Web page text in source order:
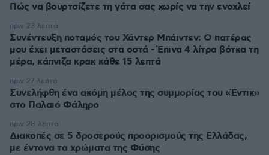
Πώς να βουρτσίζετε τη γάτα σας χωρίς να την ενοχλεί
Συνέντευξη ποταμός του Χάντερ Μπάιντεν: Ο πατέρας
μου έχει μεταστάσεις στα οστά - Έπινα 4 λίτρα βότκα τη
μέρα, κάπνιζα κρακ κάθε 15 λεπτά
πριν 23 λεπτά
Συνελήφθη ένα ακόμη μέλος της συμμορίας του «Έντικ»
στο Παλαιό Φάληρο
πριν 27 λεπτά
Διακοπές σε 5 δροσερούς προορισμούς της Ελλάδας,
με έντονα τα χρώματα της Φύσης
πριν 28 λεπτά